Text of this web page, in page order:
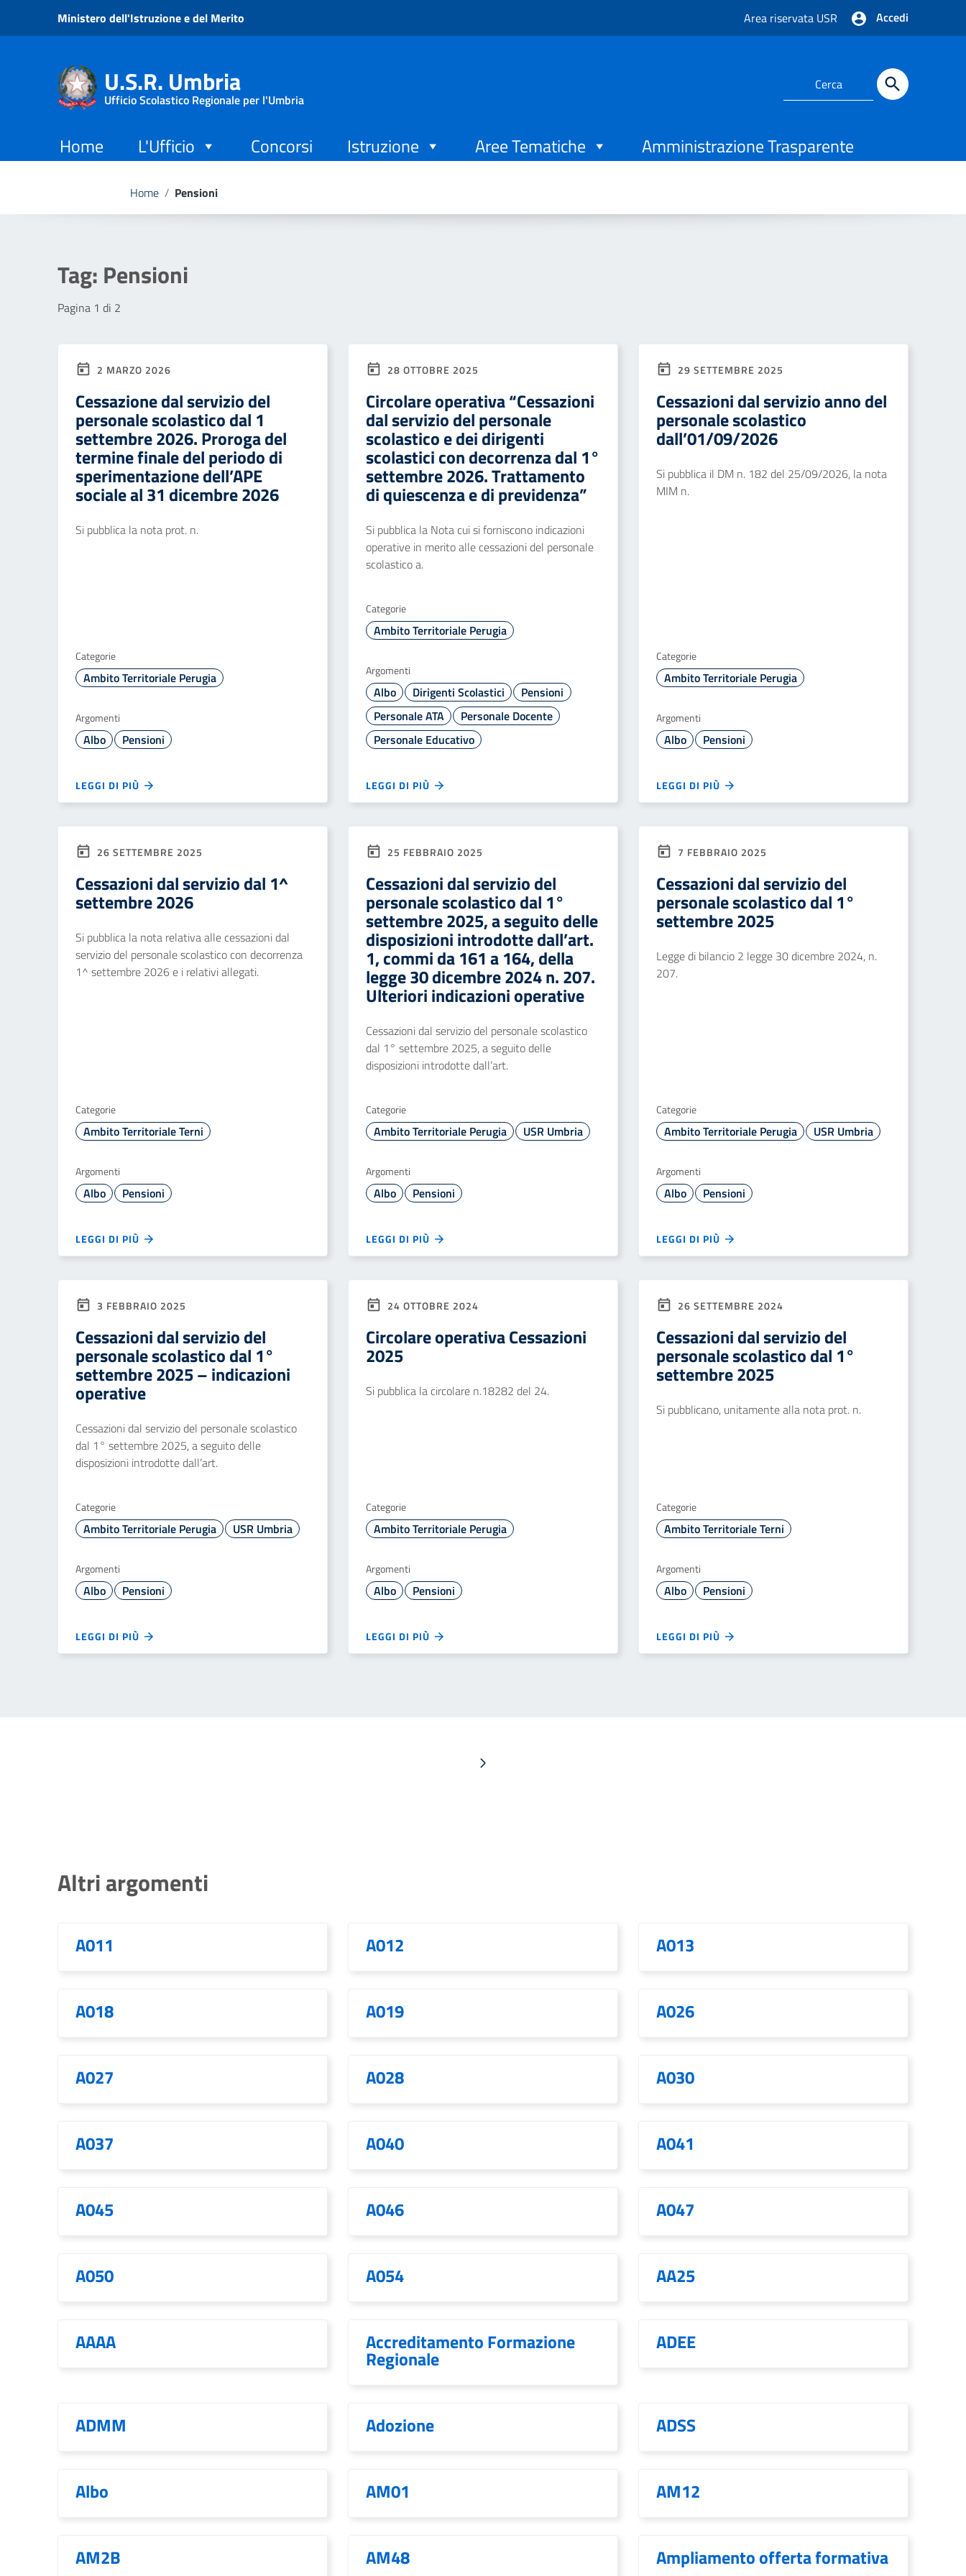
Vai ai contenuti
Vai al menu di navigazione
Ministero dell'Istruzione e del Merito Area riservata USR Accedi
U.S.R. Umbria
Ufficio Scolastico Regionale per l'Umbria
Home L'Ufficio Concorsi Istruzione Aree Tematiche Amministrazione Trasparente
Home / Pensioni
Tag: Pensioni
Pagina 1 di 2
2 MARZO 2026
Cessazione dal servizio del
personale scolastico dal 1
settembre 2026. Proroga del
termine finale del periodo di
sperimentazione dell’APE
sociale al 31 dicembre 2026
Si pubblica la nota prot. n.
Categorie
Ambito Territoriale Perugia
Argomenti
Albo Pensioni
LEGGI DI PIÙ
28 OTTOBRE 2025
Circolare operativa “Cessazioni
dal servizio del personale
scolastico e dei dirigenti
scolastici con decorrenza dal 1°
settembre 2026. Trattamento
di quiescenza e di previdenza”
Si pubblica la Nota cui si forniscono indicazioni
operative in merito alle cessazioni del personale
scolastico a.
Categorie
Ambito Territoriale Perugia
Argomenti
Albo Dirigenti Scolastici
Pensioni
Personale ATA
Personale Docente
Personale Educativo
LEGGI DI PIÙ
29 SETTEMBRE 2025
Cessazioni dal servizio anno del
personale scolastico
dall’01/09/2026
Si pubblica il DM n. 182 del 25/09/2026, la nota
MIM n.
Categorie
Ambito Territoriale Perugia
Argomenti
Albo Pensioni
LEGGI DI PIÙ
26 SETTEMBRE 2025
Cessazioni dal servizio dal 1^
settembre 2026
Si pubblica la nota relativa alle cessazioni dal
servizio del personale scolastico con decorrenza
1^ settembre 2026 e i relativi allegati.
Categorie
Ambito Territoriale Terni
Argomenti
Albo Pensioni
LEGGI DI PIÙ
25 FEBBRAIO 2025
Cessazioni dal servizio del
personale scolastico dal 1°
settembre 2025, a seguito delle
disposizioni introdotte dall’art.
1, commi da 161 a 164, della
legge 30 dicembre 2024 n. 207.
Ulteriori indicazioni operative
Cessazioni dal servizio del personale scolastico
dal 1° settembre 2025, a seguito delle
disposizioni introdotte dall’art.
Categorie
Ambito Territoriale Perugia USR Umbria
Argomenti
Albo Pensioni
LEGGI DI PIÙ
7 FEBBRAIO 2025
Cessazioni dal servizio del
personale scolastico dal 1°
settembre 2025
Legge di bilancio 2 legge 30 dicembre 2024, n.
207.
Categorie
Ambito Territoriale Perugia USR Umbria
Argomenti
Albo Pensioni
LEGGI DI PIÙ
3 FEBBRAIO 2025
Cessazioni dal servizio del
personale scolastico dal 1°
settembre 2025 – indicazioni
operative
Cessazioni dal servizio del personale scolastico
dal 1° settembre 2025, a seguito delle
disposizioni introdotte dall’art.
Categorie
Ambito Territoriale Perugia USR Umbria
Argomenti
Albo Pensioni
LEGGI DI PIÙ
24 OTTOBRE 2024
Circolare operativa Cessazioni
2025
Si pubblica la circolare n.18282 del 24.
Categorie
Ambito Territoriale Perugia
Argomenti
Albo Pensioni
LEGGI DI PIÙ
26 SETTEMBRE 2024
Cessazioni dal servizio del
personale scolastico dal 1°
settembre 2025
Si pubblicano, unitamente alla nota prot. n.
Categorie
Ambito Territoriale Terni
Argomenti
Albo Pensioni
LEGGI DI PIÙ
Pagina successiva
Altri argomenti
A011 A012 A013
A018 A019 A026
A027 A028 A030
A037 A040 A041
A045 A046 A047
A050 A054 AA25
AAAA Accreditamento Formazione
Regionale
ADEE
ADMM Adozione ADSS
Albo AM01 AM12
AM2B AM48 Ampliamento offerta formativa